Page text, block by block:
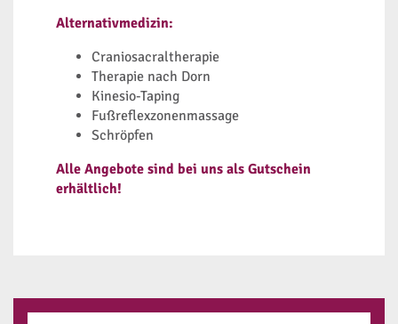
Alternativmedizin:
Craniosacraltherapie
Therapie nach Dorn
Kinesio-Taping
Fußreflexzonenmassage
Schröpfen
Alle Angebote sind bei uns als Gutschein
erhältlich!